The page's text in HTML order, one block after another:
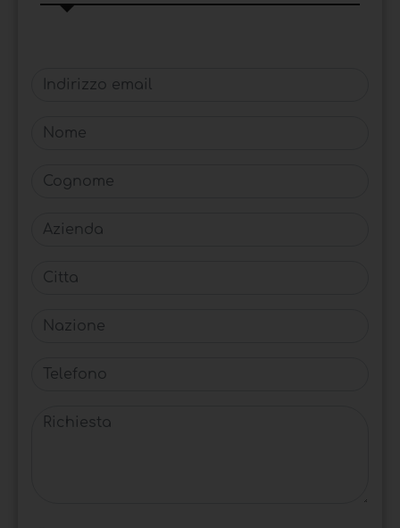
Indirizzo email
Nome
Cognome
Azienda
Citta
Nazione
Telefono
Richiesta